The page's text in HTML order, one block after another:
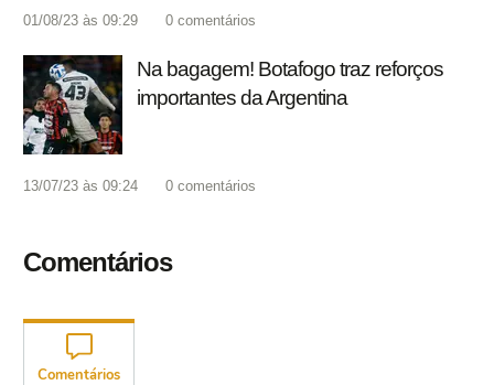
01/08/23 às 09:29 0 comentários
Na bagagem! Botafogo traz reforços
importantes da Argentina
13/07/23 às 09:24 0 comentários
Comentários